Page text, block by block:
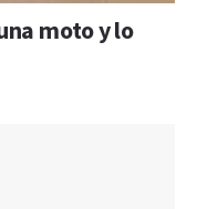
moto y lo